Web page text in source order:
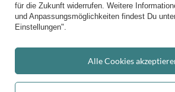
Du kannst uns vertrauen
für die Zukunft widerrufen. Weitere
und Anpassungsmöglichkeiten findest Du
Einstellungen".
Alle Cookies